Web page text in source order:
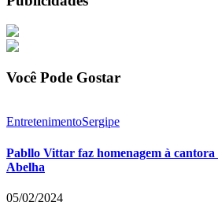
Você Pode Gostar
EntretenimentoSergipe
Pabllo Vittar faz homenagem à
Abelha
05/02/2024